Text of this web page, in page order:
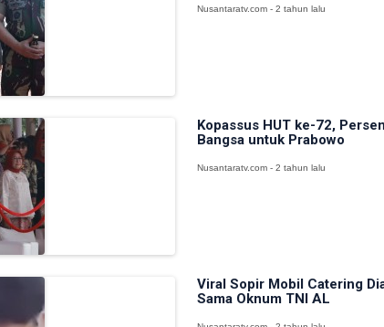
Nusantaratv.com - 2 tahun lalu
Kopassus HUT ke-72,
Bangsa untuk Prabowo
Nusantaratv.com - 2 tahun lalu
Viral Sopir Mobil Catering
Sama Oknum TNI AL